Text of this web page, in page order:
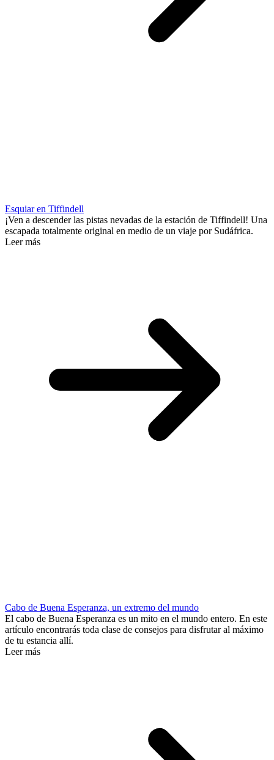
Esquiar en Tiffindell
¡Ven a descender las pistas nevadas de la estación de Tiffindell! Una
escapada totalmente original en medio de un viaje por Sudáfrica.
Leer más
Cabo de Buena Esperanza, un extremo del mundo
El cabo de Buena Esperanza es un mito en el mundo entero. En este
artículo encontrarás toda clase de consejos para disfrutar al máximo
de tu estancia allí.
Leer más